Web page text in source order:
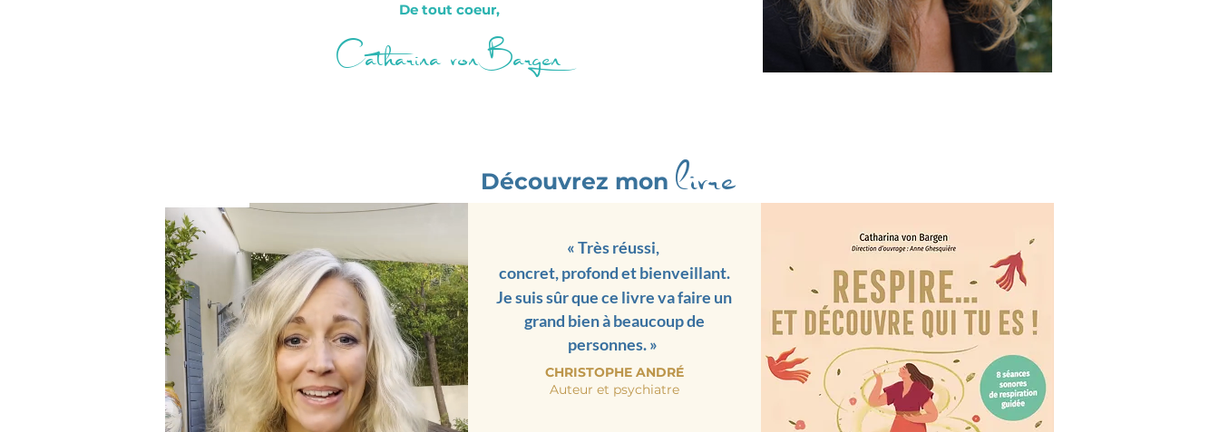
De tout coeur,
Catharina von Bargen
Découvrez mon livre
« Très réussi,
concret, profond et bienveillant.
Je suis sûr que ce livreva faire un
grand bien à beaucoup de
personnes. »
CHRISTOPHE ANDRÉ
Auteur et psychiatre